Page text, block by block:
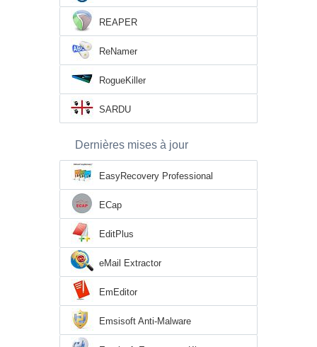
REAPER
ReNamer
RogueKiller
SARDU
Dernières mises à jour
EasyRecovery Professional
ECap
EditPlus
eMail Extractor
EmEditor
Emsisoft Anti-Malware